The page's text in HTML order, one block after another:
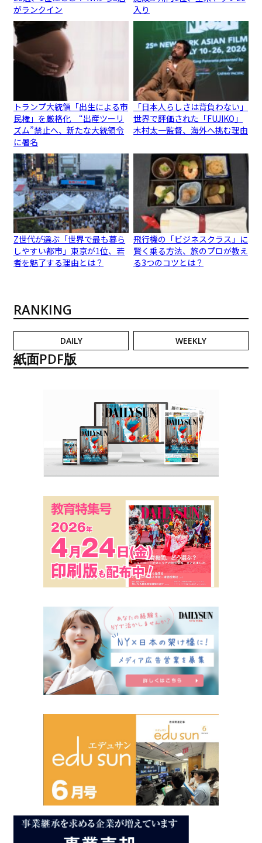
がランクイン
入り
トランプ大統領「出生による市
民権」を厳格化 “出産ツーリ
ズム”禁止へ、新たな大統領令
に署名
「日本人らしさは背負わない」
世界で評価された「FUJIKO」
木村太一監督、海外へ挑む理由
Z世代が選ぶ「世界で最も暮ら
しやすい都市」東京が1位、若
者を魅了する理由とは？
飛行機の「ビジネスクラス」に
賢く乗る方法、旅のプロが教え
る3つのコツとは？
RANKING
DAILY WEEKLY
紙面PDF版